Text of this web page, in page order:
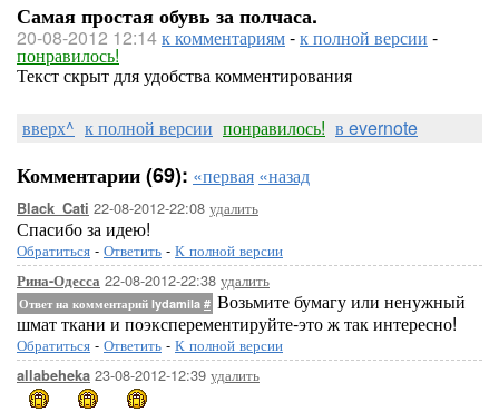
Самая простая обувь за полчаса.
20-08-2012 12:14к комментариям-к полной версии -
понравилось!
Текст скрыт для удобства комментирования
вверх^ к полной версии понравилось! в evernote
Комментарии (69): «первая «назад
Black_Cati 22-08-2012-22:08 удалить
Спасибо за идею!
Обратиться - Ответить - К полной версии
Рина-Одесса 22-08-2012-22:38 удалить
Ответ на комментарий lydamila # Возьмите бумагу или ненужный
шмат ткани и поэксперементируйте-это ж так интересно!
Обратиться - Ответить - К полной версии
allabeheka 23-08-2012-12:39 удалить